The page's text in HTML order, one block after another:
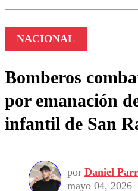
NACIONAL
Bomberos
por emanación
infantil de San
por Daniel
mayo 04, 2026